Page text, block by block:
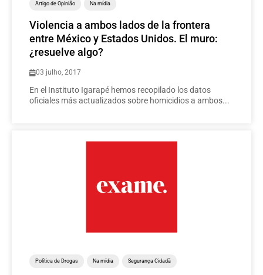
Artigo de Opinião Na mídia
Violencia a ambos lados de la frontera
entre México y Estados Unidos. El muro:
¿resuelve algo?
03 julho, 2017
En el Instituto Igarapé hemos recopilado los datos
oficiales más actualizados sobre homicidios a ambos...
Política de Drogas Na mídia Segurança Cidadã